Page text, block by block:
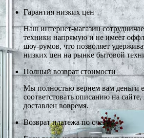
Гарантия низких цен
Наш интернет-магазин
техники напрямую и не имеет
шоу-румов, что позволяет
низких цен на рынке бытовой
Полный возврат стоимости
Мы полностью вернем вам деньги
соответстовать описанию на сайте,
доставлен вовремя.
Возврат платежа по счету